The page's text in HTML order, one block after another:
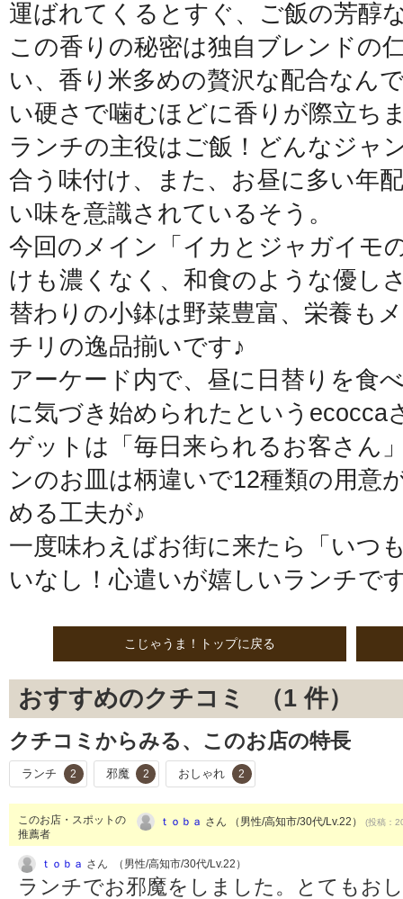
運ばれてくるとすぐ、ご飯の芳醇
この香りの秘密は独自ブレンドの
い、香り米多めの贅沢な配合なん
い硬さで噛むほどに香りが際立ち
ランチの主役はご飯！どんなジャ
合う味付け、また、お昼に多い年
い味を意識されているそう。
今回のメイン「イカとジャガイモ
けも濃くなく、和食のような優し
替わりの小鉢は野菜豊富、栄養も
チリの逸品揃いです♪
アーケード内で、昼に日替りを食
に気づき始められたというecocca
ゲットは「毎日来られるお客さん
ンのお皿は柄違いで12種類の用意
める工夫が♪
一度味わえばお街に来たら「いつ
いなし！心遣いが嬉しいランチで
こじゃうま！トップに戻る
おすすめのクチコミ （1 件）
クチコミからみる、このお店の特長
ランチ 2 邪魔 2 おしゃれ 2
このお店・スポットの
推薦者
ｔｏｂａ さん （男性/高知市/30代/Lv.22） (投稿：
ｔｏｂａ さん （男性/高知市/30代/Lv.22）
ランチでお邪魔をしました。とてもお